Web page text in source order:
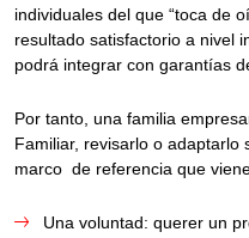
individuales del que “toca de
resultado satisfactorio a nivel
podrá integrar con garantías
Por tanto, una familia
Familiar, revisarlo o adaptarlo
marco de referencia que
Una voluntad: querer un